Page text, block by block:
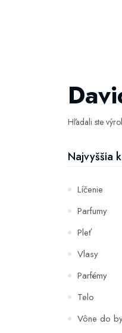
Hľadali ste
Najvyššia
Líčenie
Parfumy
Pleť
Vlasy
Parfémy
Telo
Vône do